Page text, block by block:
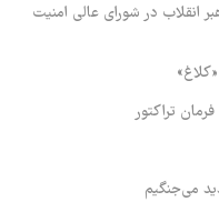
انقلاب در شورای عالی امنیت
تراکتور
می‌جنگیم